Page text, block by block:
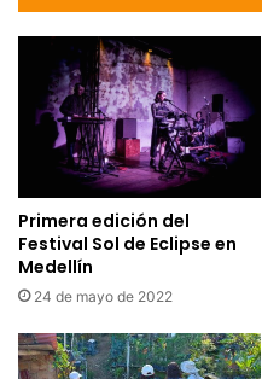
Primera edición del
Festival Sol de Eclipse en
Medellín
24 de mayo de 2022